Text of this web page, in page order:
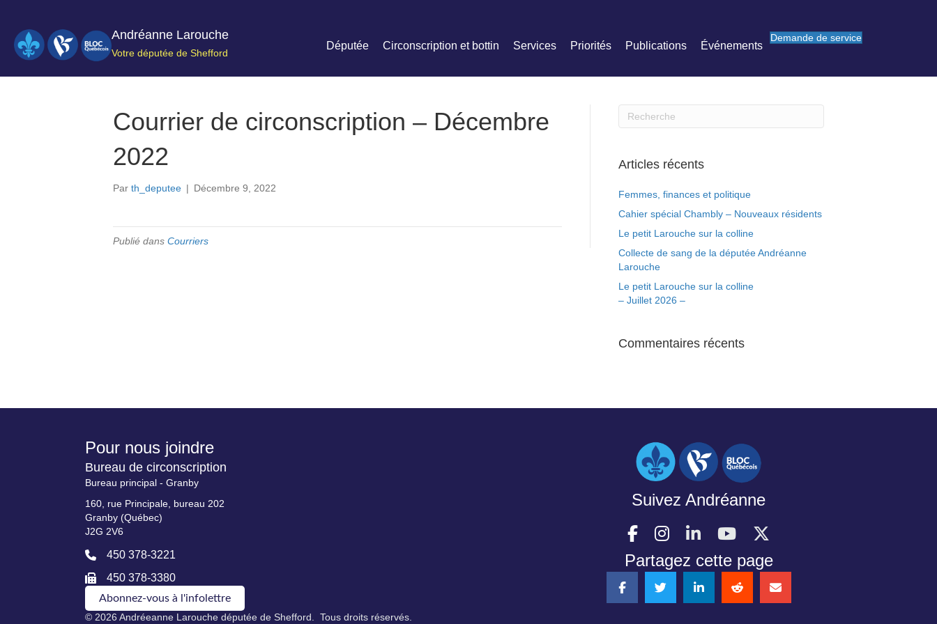
Andréanne Larouche
Votre députée de Shefford
Députée Circonscription et bottin Services Priorités Publications Événements
Demande de service
Courrier de circonscription – Décembre
2022
Par th_deputee | Décembre 9, 2022
Publié dans Courriers
Articles récents
Femmes, finances et politique
Cahier spécial Chambly – Nouveaux résidents
Le petit Larouche sur la colline
Collecte de sang de la députée Andréanne
Larouche
Le petit Larouche sur la colline
– Juillet 2026 –
Commentaires récents
Pour nous joindre
Bureau de circonscription
Bureau principal - Granby
160, rue Principale, bureau 202
Granby (Québec)
J2G 2V6
450 378-3221
450 378-3380
Abonnez-vous à l'infolettre
Suivez Andréanne
Partagez cette page
© 2026 Andréeanne Larouche députée de Shefford. Tous droits réservés.